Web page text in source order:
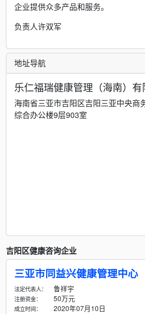
企业提供众多产品和服务。
负责人许双军
地址导航
乐仁福瑞健康管理（海南）有
海南省三亚市吉阳区吉阳三亚中央商
综合办公楼9层903室
吉阳区健康咨询企业
三亚市同益兴健康管理中心
法定代表人： 鲁祥宇
注册资金： 50万元
成立时间：
2020年07月10日